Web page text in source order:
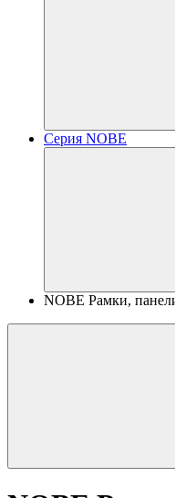
Серия NOBE
NOBE Рамки,